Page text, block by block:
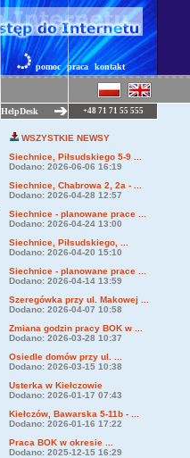
pomoc praca kontakt
HelpDesk +48 71 71 55 555
WSZYSTKIE NEWSY
Siechnice, Piłsudskiego 5-9 ...
Dodano: 2026-06-06 16:19
Siechnice, Chabrowa 2, 2a - ...
Dodano: 2026-04-28 12:57
Siechnice - planowane prace ...
Dodano: 2026-04-24 13:00
Siechnice, Piłsudskiego, ...
Dodano: 2026-04-20 15:10
Siechnice - planowane prace ...
Dodano: 2026-04-14 13:59
Szeregówka przy ul. Makowej ...
Dodano: 2026-04-07 10:58
Zmiana godzin pracy BOK w ...
Dodano: 2026-03-28 10:37
Osiedle domów przy ul. ...
Dodano: 2026-03-15 10:38
Usterka w Kiełczowie
Dodano: 2026-01-17 07:43
Kiełczów, Bawarska 5-11b - ...
Dodano: 2026-01-16 17:22
Praca BOK w okresie ...
Dodano: 2025-12-15 16:29